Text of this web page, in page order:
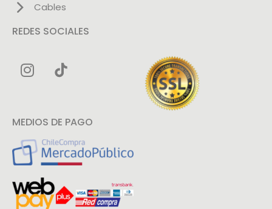
Cables
REDES SOCIALES
MEDIOS DE PAGO